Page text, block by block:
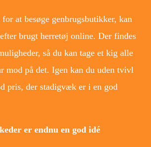
at besøge genbrugsbutikker, kan
brugt herretøj online. Der findes
så du kan tage et kig alle
mod på det. Igen kan du uden tvivl
pris, der stadigvæk er i en god
er endnu en god idé